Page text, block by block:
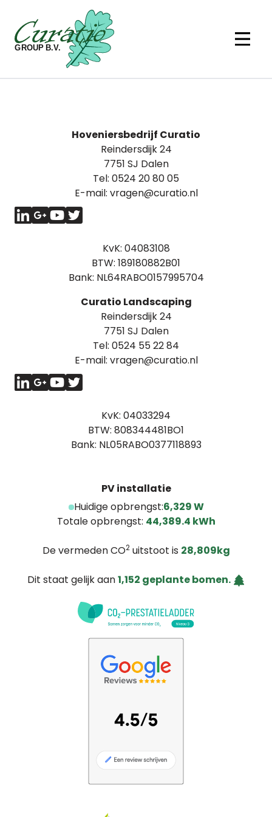
Hoveniersbedrijf Curatio
Reindersdijk 24
7751 SJ Dalen
Tel: 0524 20 80 05
E-mail: vragen@curatio.nl
KvK: 04083108
BTW: 189180882B01
Bank: NL64RABO0157995704
Curatio Landscaping
Reindersdijk 24
7751 SJ Dalen
Tel: 0524 55 22 84
E-mail: vragen@curatio.nl
KvK: 04033294
BTW: 808344481BO1
Bank: NL05RABO0377118893
PV installatie
Huidige opbrengst:6,329 W
Totale opbrengst: 44,389.4 kWh
De vermeden CO2uitstoot is 28,809kg
Dit staat gelijk aan1,152 geplante bomen.